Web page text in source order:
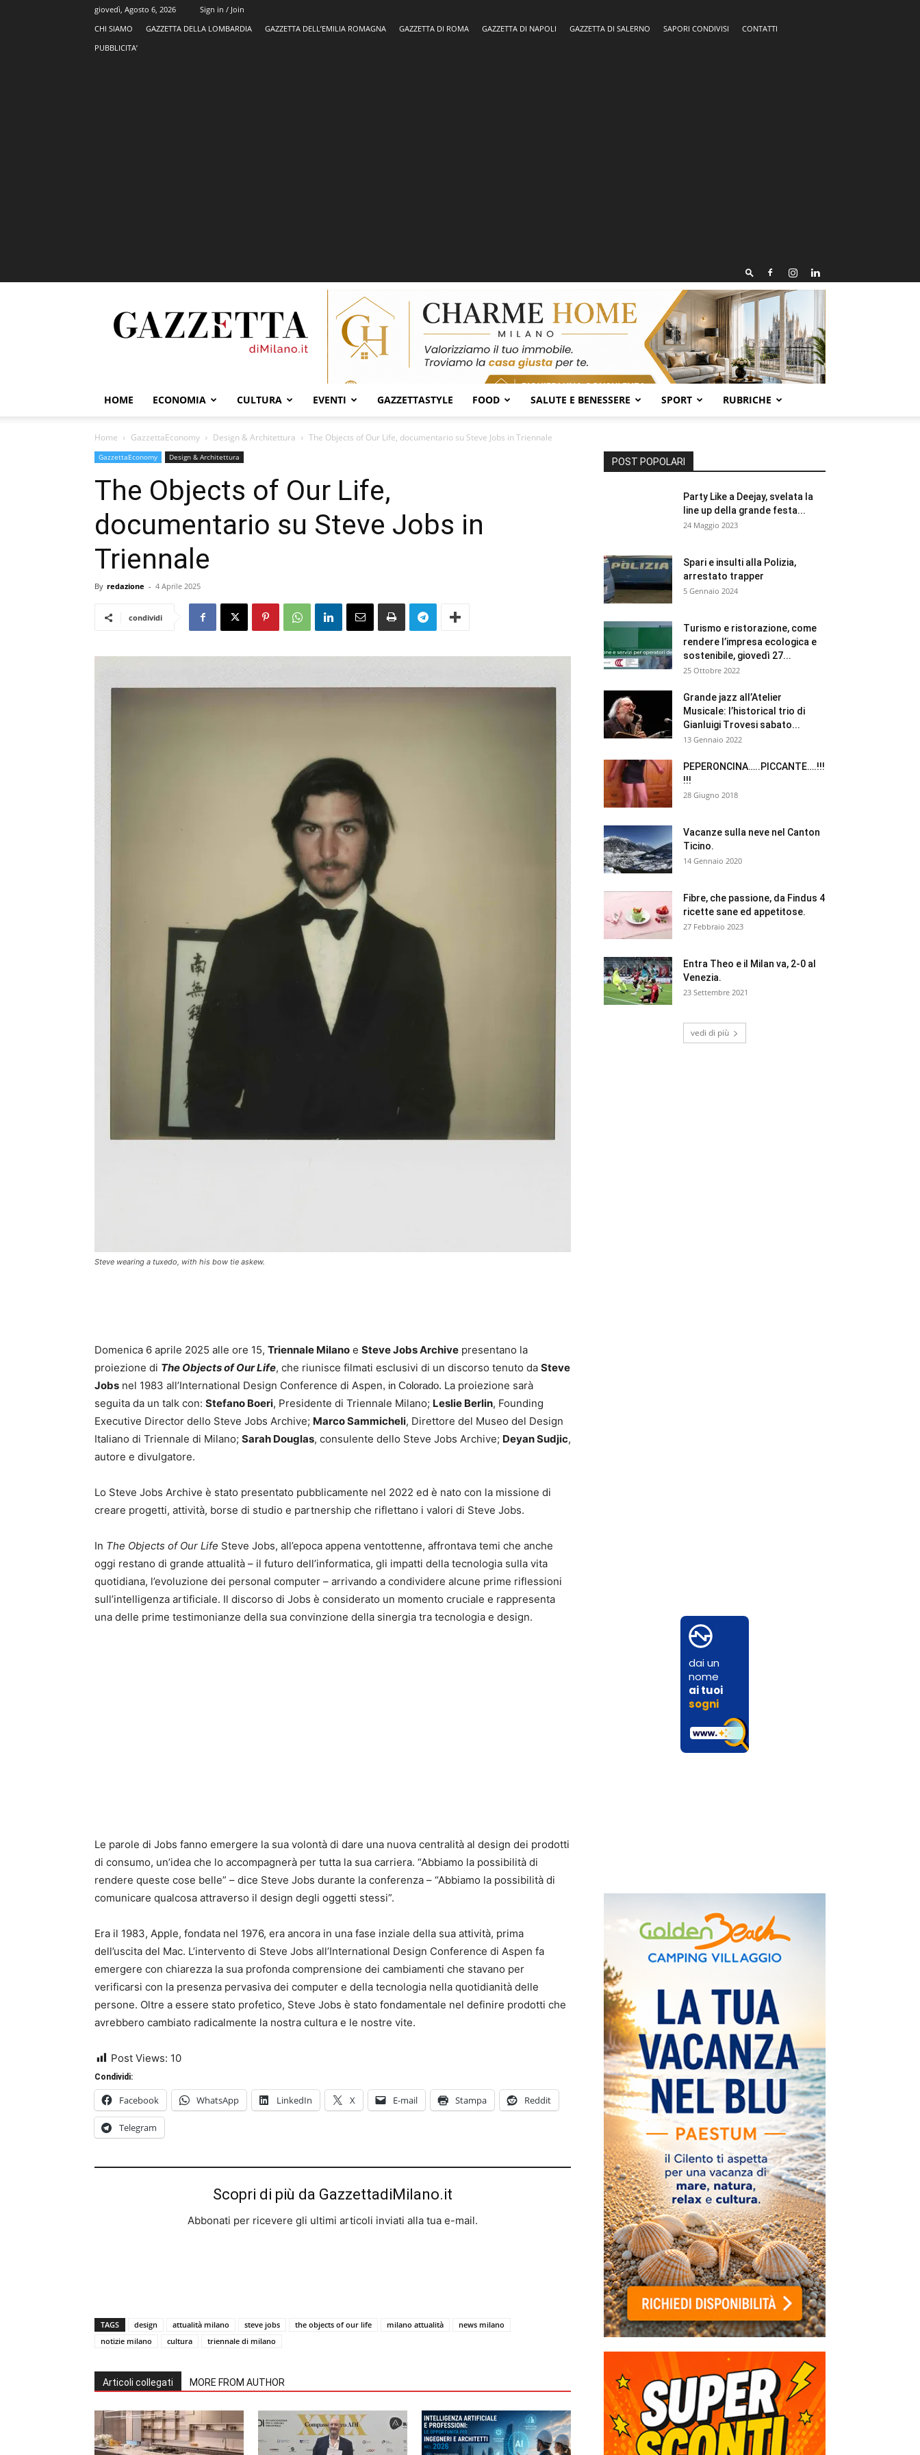
giovedì, Agosto 6, 2026
Sign in / Join
CHI SIAMO
GAZZETTA DELLA LOMBARDIA GAZZETTA DELL’EMILIA ROMAGNA GAZZETTA DI ROMA GAZZETTA DI NAPOLI GAZZETTA DI SALERNO SAPORI CONDIVISI
CONTATTI
PUBBLICITA’
HOME ECONOMIA CULTURA EVENTI GAZZETTASTYLE FOOD SALUTE E BENESSERE SPORT RUBRICHE
Home GazzettaEconomy Design & Architettura The Objects of Our Life, documentario su Steve Jobs in Triennale
GazzettaEconomy Design & Architettura
The Objects of Our Life,
documentario su Steve Jobs in
Triennale
By redazione - 4 Aprile 2025
condividi
Steve wearing a tuxedo, with his bow tie askew.
Domenica 6 aprile 2025 alle ore 15, Triennale Milano e Steve Jobs Archive presentano la
proiezione di The Objects of Our Life, che riunisce filmati esclusivi di un discorso tenuto da Steve
Jobs nel 1983 all’International Design Conference di Aspen, in Colorado. La proiezione sarà
seguita da un talk con: Stefano Boeri, Presidente di Triennale Milano; Leslie Berlin, Founding
Executive Director dello Steve Jobs Archive; Marco Sammicheli, Direttore del Museo del Design
Italiano di Triennale di Milano; Sarah Douglas, consulente dello Steve Jobs Archive; Deyan Sudjic,
autore e divulgatore.
Lo Steve Jobs Archive è stato presentato pubblicamente nel 2022 ed è nato con la missione di
creare progetti, attività, borse di studio e partnership che riflettano i valori di Steve Jobs.
In The Objects of Our Life Steve Jobs, all’epoca appena ventottenne, affrontava temi che anche
oggi restano di grande attualità – il futuro dell’informatica, gli impatti della tecnologia sulla vita
quotidiana, l’evoluzione dei personal computer – arrivando a condividere alcune prime riflessioni
sull’intelligenza artificiale. Il discorso di Jobs è considerato un momento cruciale e rappresenta
una delle prime testimonianze della sua convinzione della sinergia tra tecnologia e design.
Le parole di Jobs fanno emergere la sua volontà di dare una nuova centralità al design dei prodotti
di consumo, un’idea che lo accompagnerà per tutta la sua carriera. “Abbiamo la possibilità di
rendere queste cose belle” – dice Steve Jobs durante la conferenza – “Abbiamo la possibilità di
comunicare qualcosa attraverso il design degli oggetti stessi”.
Era il 1983, Apple, fondata nel 1976, era ancora in una fase inziale della sua attività, prima
dell’uscita del Mac. L’intervento di Steve Jobs all’International Design Conference di Aspen fa
emergere con chiarezza la sua profonda comprensione dei cambiamenti che stavano per
verificarsi con la presenza pervasiva dei computer e della tecnologia nella quotidianità delle
persone. Oltre a essere stato profetico, Steve Jobs è stato fondamentale nel definire prodotti che
avrebbero cambiato radicalmente la nostra cultura e le nostre vite.
Post Views: 10
Condividi:
Facebook WhatsApp LinkedIn X E-mail Stampa Reddit
Telegram
Scopri di più da GazzettadiMilano.it
Abbonati per ricevere gli ultimi articoli inviati alla tua e-mail.
TAGS design attualità milano steve jobs the objects of our life milano attualità
news milano
notizie milano
cultura triennale di milano
Articoli collegati MORE FROM AUTHOR
POST POPOLARI
Party Like a Deejay, svelata la
line up della grande festa...
24 Maggio 2023
Spari e insulti alla Polizia,
arrestato trapper
5 Gennaio 2024
Turismo e ristorazione, come
rendere l’impresa ecologica e
sostenibile, giovedì 27...
25 Ottobre 2022
Grande jazz all’Atelier
Musicale: l’historical trio di
Gianluigi Trovesi sabato...
13 Gennaio 2022
PEPERONCINA…..PICCANTE….!!!
!!!
28 Giugno 2018
Vacanze sulla neve nel Canton
Ticino.
14 Gennaio 2020
Fibre, che passione, da Findus 4
ricette sane ed appetitose.
27 Febbraio 2023
Entra Theo e il Milan va, 2-0 al
Venezia.
23 Settembre 2021
vedi di più